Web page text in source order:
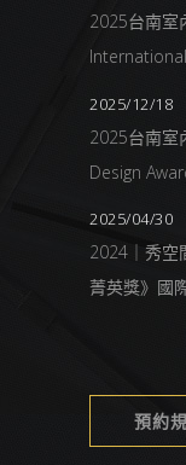
2025台南室
2025/12/18
2025台南室
Design
2025/04/30
2024｜秀空
菁英獎》國
預約